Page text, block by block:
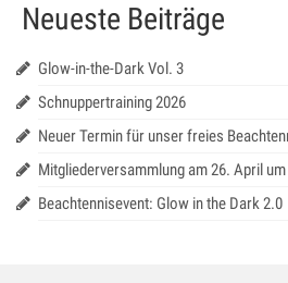
Mannschaftstraining
Medenspiele 2025
Jugendmannschaften – in
SaarLorLux HobbyTour – in
Neueste Beiträge
Glow-in-the-Dark Vol. 3
Schnuppertraining 2026
Neuer Termin für unser freies
Mitgliederversammlung am 26. April
Beachtennisevent: Glow in the Dark 2.0